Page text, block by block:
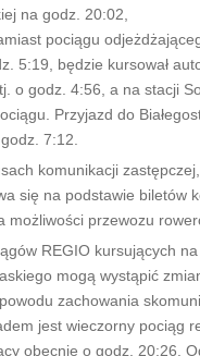
na godz. 20:02,
pociągu
5:19, będzie kursował
o godz. 4:56, a na stacji
Przyjazd do
7:12.
komunikacji
się na podstawie biletów
możliwości przewozu
REGIO kursujących
mogą wystąpić
zachowania
jest wieczorny pociąg
obecnie o godz. 20:26.